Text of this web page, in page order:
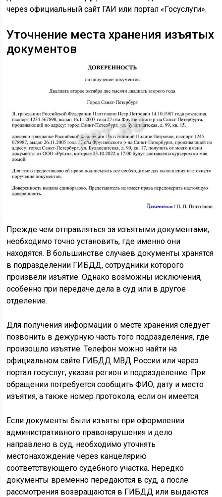
через официальный сайт ГАИ или портал «Госуслуги».
Уточнение места хранения изъятых
документов
Прежде чем отправляться за изъятыми документами,
необходимо точно установить, где именно они
находятся. В большинстве случаев документы хранятся
в подразделении ГИБДД, сотрудники которого
произвели изъятие. Однако возможны исключения,
особенно при передаче дела в суд или в другое
отделение.
Для получения информации о месте хранения следует
позвонить в дежурную часть того подразделения, где
произошло изъятие. Телефон можно найти на
официальном сайте ГИБДД МВД России или через
портал госуслуг, указав регион и подразделение. При
обращении потребуется сообщить ФИО, дату и место
изъятия, а также номер протокола, если он имеется.
Если документы были изъяты при оформлении
административного правонарушения и дело
направлено в суд, необходимо уточнять
местонахождение через канцелярию
соответствующего судебного участка. Нередко
документы временно передаются в суд, а после
рассмотрения возвращаются в ГИБДД или выдаются